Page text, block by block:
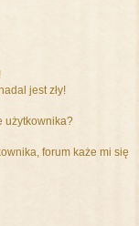
jest zły!
użytkownika?
forum każe mi się